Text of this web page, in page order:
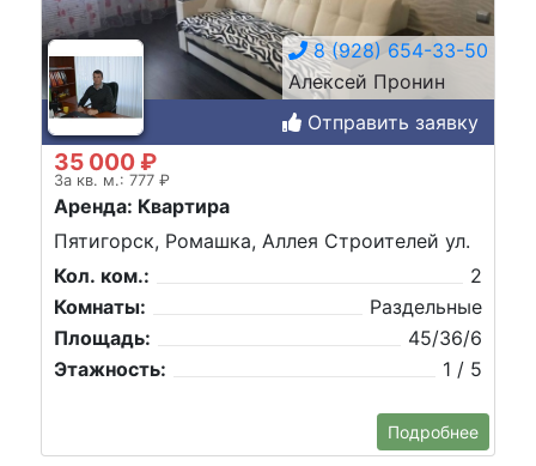
8 (928) 654-33-50
Алексей Пронин
Отправить заявку
35 000 ₽
За кв. м.: 777 ₽
Аренда: Квартира
Пятигорск, Ромашка, Аллея Строителей ул.
Кол. ком.:
2
Комнаты:
Раздельные
Площадь:
45/36/6
Этажность:
1 / 5
Подробнее